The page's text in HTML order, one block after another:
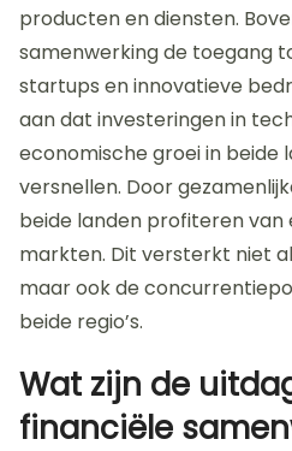
producten en diensten.
samenwerking de toegang
startups en innovatieve
aan dat investeringen in
economische groei in beide
versnellen. Door
beide landen profiteren van
markten. Dit versterkt niet
maar ook de
beide regio’s.
Wat zijn de
financiële